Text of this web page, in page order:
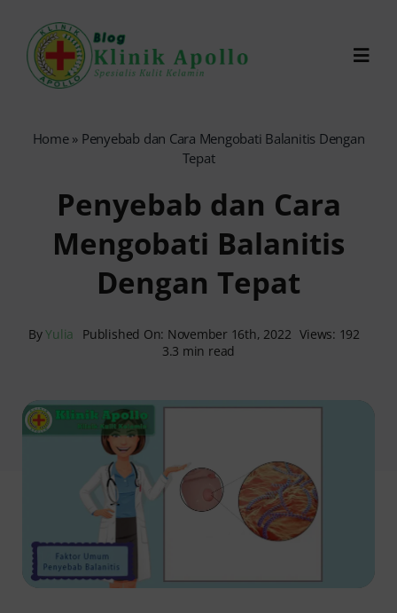
content
Reservasi Online
Home» Penyebab dan Cara Mengobati Balanitis Dengan
Tepat
Penyebab dan Cara
Mengobati Balanitis
Dengan Tepat
ByYulia Published On: November 16th, 2022 Views: 192
3.3 min read